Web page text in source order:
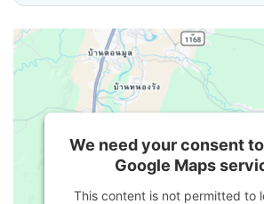
We need your consent
Google Maps
This content is not permitted to